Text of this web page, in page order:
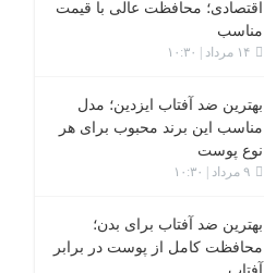
اقتصادی؛ محافظت عالی با قیمت
مناسب
۱۴ مرداد | ۱۰:۳۰
بهترین ضد آفتاب ایزدین؛ مدل
مناسب این برند محبوب برای هر
نوع پوست
۹ مرداد | ۱۰:۳۰
بهترین ضد آفتاب برای بدن؛
محافظت کامل از پوست در برابر